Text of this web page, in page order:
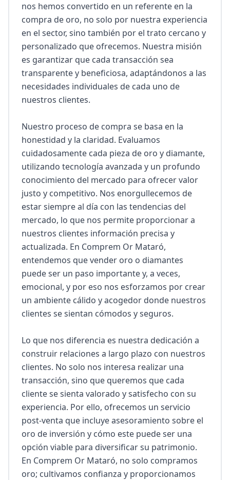
nos hemos convertido en un referente en la
compra de oro, no solo por nuestra experiencia
en el sector, sino también por el trato cercano y
personalizado que ofrecemos. Nuestra misión
es garantizar que cada transacción sea
transparente y beneficiosa, adaptándonos a las
necesidades individuales de cada uno de
nuestros clientes.
Nuestro proceso de compra se basa en la
honestidad y la claridad. Evaluamos
cuidadosamente cada pieza de oro y diamante,
utilizando tecnología avanzada y un profundo
conocimiento del mercado para ofrecer valor
justo y competitivo. Nos enorgullecemos de
estar siempre al día con las tendencias del
mercado, lo que nos permite proporcionar a
nuestros clientes información precisa y
actualizada. En Comprem Or Mataró,
entendemos que vender oro o diamantes
puede ser un paso importante y, a veces,
emocional, y por eso nos esforzamos por crear
un ambiente cálido y acogedor donde nuestros
clientes se sientan cómodos y seguros.
Lo que nos diferencia es nuestra dedicación a
construir relaciones a largo plazo con nuestros
clientes. No solo nos interesa realizar una
transacción, sino que queremos que cada
cliente se sienta valorado y satisfecho con su
experiencia. Por ello, ofrecemos un servicio
post-venta que incluye asesoramiento sobre el
oro de inversión y cómo este puede ser una
opción viable para diversificar su patrimonio.
En Comprem Or Mataró, no solo compramos
oro; cultivamos confianza y proporcionamos